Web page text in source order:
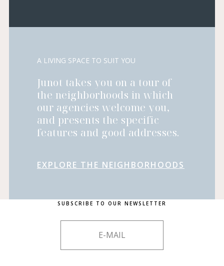
A LIVING SPACE TO SUIT YOU
Junot takes you on a tour of
the neighborhoods in which
our agencies welcome you,
and presents the specific
features and good addresses.
EXPLORE THE NEIGHBORHOODS
SUBSCRIBE TO OUR NEWSLETTER